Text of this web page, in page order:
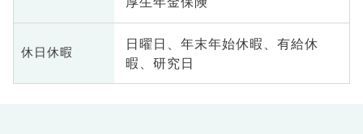
休日休暇
日曜日、年末年始休暇、有給休
暇、研究日